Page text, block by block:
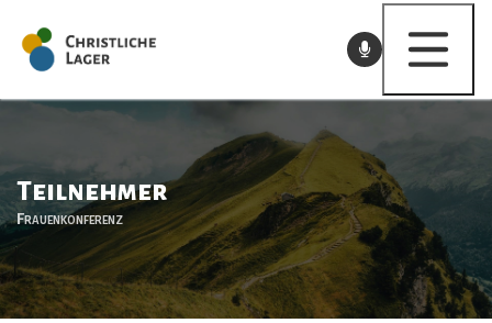
content
FK
Pfingsten
KILA
Teilnehmer
Frauenkonferenz